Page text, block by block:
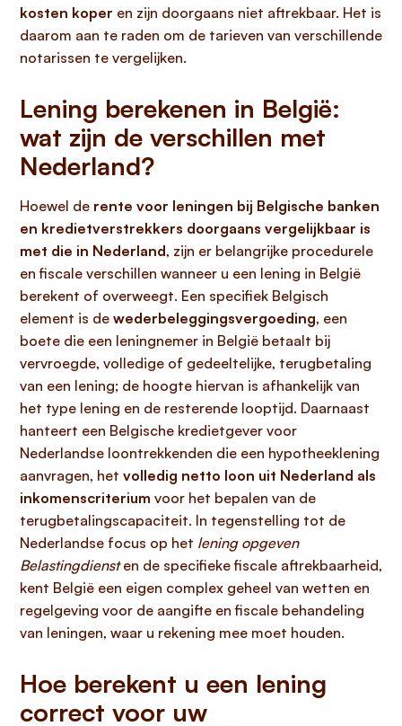
kosten koper en zijn doorgaans niet aftrekbaar. Het is
daarom aan te raden om de tarieven van verschillende
notarissen te vergelijken.
Lening berekenen in België:
wat zijn de verschillen met
Nederland?
Hoewel de rente voor leningen bij Belgische banken
en kredietverstrekkers doorgaans vergelijkbaar is
met die in Nederland, zijn er belangrijke procedurele
en fiscale verschillen wanneer u een lening in België
berekent of overweegt. Een specifiek Belgisch
element is de wederbeleggingsvergoeding, een
boete die een leningnemer in België betaalt bij
vervroegde, volledige of gedeeltelijke, terugbetaling
van een lening; de hoogte hiervan is afhankelijk van
het type lening en de resterende looptijd. Daarnaast
hanteert een Belgische kredietgever voor
Nederlandse loontrekkenden die een hypotheeklening
aanvragen, het volledig netto loon uit Nederland als
inkomenscriterium voor het bepalen van de
terugbetalingscapaciteit. In tegenstelling tot de
Nederlandse focus op het lening opgeven
Belastingdiensten de specifieke fiscale aftrekbaarheid,
kent België een eigen complex geheel van wetten en
regelgeving voor de aangifte en fiscale behandeling
van leningen, waar u rekening mee moet houden.
Hoe berekent u een lening
correct voor uw